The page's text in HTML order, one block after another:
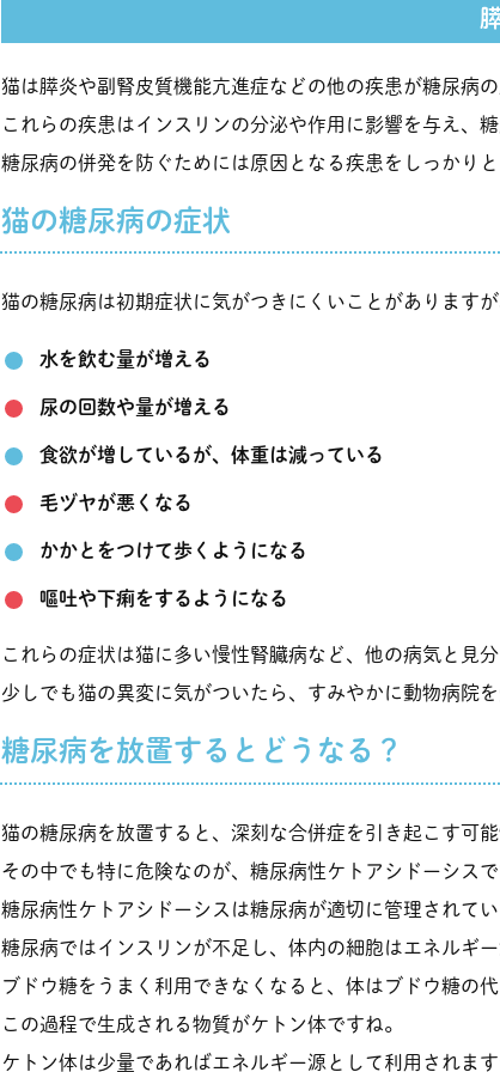
猫は膵炎や副腎皮質機能亢進症などの他の疾患が糖尿病
これらの疾患はインスリンの分泌や作用に影響を与え、
糖尿病の併発を防ぐためには原因となる疾患をしっかり
猫の糖尿病の症状
猫の糖尿病は初期症状に気がつきにくいことがあります
水を飲む量が増える
尿の回数や量が増える
食欲が増しているが、体重は減っている
毛ヅヤが悪くなる
かかとをつけて歩くようになる
嘔吐や下痢をするようになる
これらの症状は猫に多い慢性腎臓病など、他の病気と見
少しでも猫の異変に気がついたら、すみやかに動物病院を
糖尿病を放置するとどうなる？
猫の糖尿病を放置すると、深刻な合併症を引き起こす可能
その中でも特に危険なのが、糖尿病性ケトアシドーシスで
糖尿病性ケトアシドーシスは糖尿病が適切に管理されて
糖尿病ではインスリンが不足し、体内の細胞はエネルギ
ブドウ糖をうまく利用できなくなると、体はブドウ糖の
この過程で生成される物質がケトン体ですね。
ケトン体は少量であればエネルギー源として利用されま